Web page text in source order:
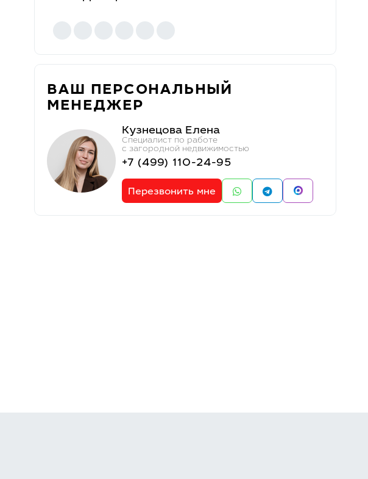
ВАШ ПЕРСОНАЛЬНЫЙ
МЕНЕДЖЕР
Кузнецова Елена
Специалист по работе
с загородной недвижимостью
+7 (499) 110-24-95
Перезвонить мне